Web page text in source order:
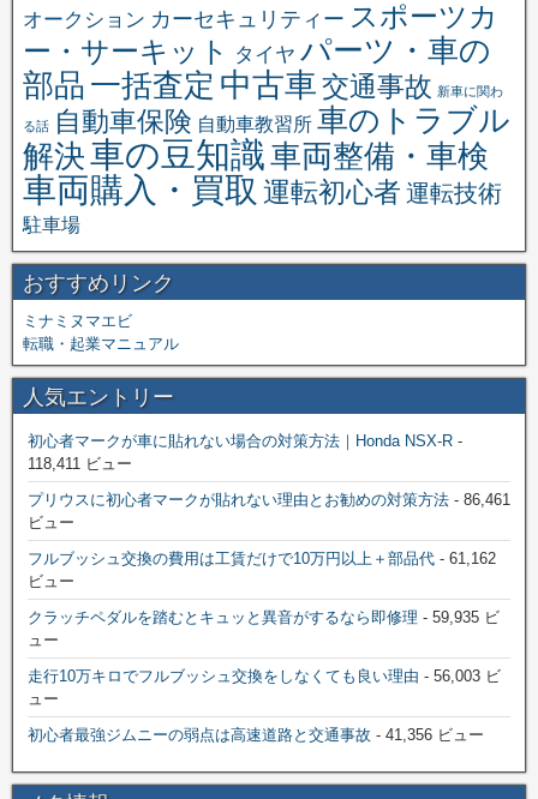
オークション カーセキュリティー スポーツカ
ー・サーキット
タイヤ パーツ・車の
部品 一括査定 中古車 交通事故 新車に関わ
る話 自動車保険 自動車教習所 車のトラブル
解決車の豆知識車両整備・車検
車両購入・買取 運転初心者 運転技術
駐車場
おすすめリンク
ミナミヌマエビ
転職・起業マニュアル
人気エントリー
初心者マークが車に貼れない場合の対策方法｜Honda NSX-R -
118,411 ビュー
プリウスに初心者マークが貼れない理由とお勧めの対策方法 - 86,461
ビュー
フルブッシュ交換の費用は工賃だけで10万円以上＋部品代 - 61,162
ビュー
クラッチペダルを踏むとキュッと異音がするなら即修理 - 59,935 ビ
ュー
走行10万キロでフルブッシュ交換をしなくても良い理由 - 56,003 ビ
ュー
初心者最強ジムニーの弱点は高速道路と交通事故 - 41,356 ビュー